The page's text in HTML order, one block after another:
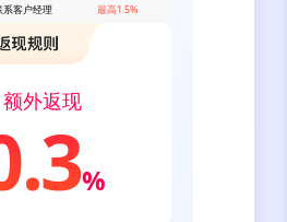
系客户经理
最高1.5%
额外返现
%